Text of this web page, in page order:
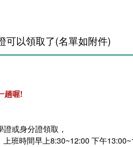
可以領取了(名單如附件)​
趟喔!
或身分證領取，
班時間早上8:30~12:00 下午